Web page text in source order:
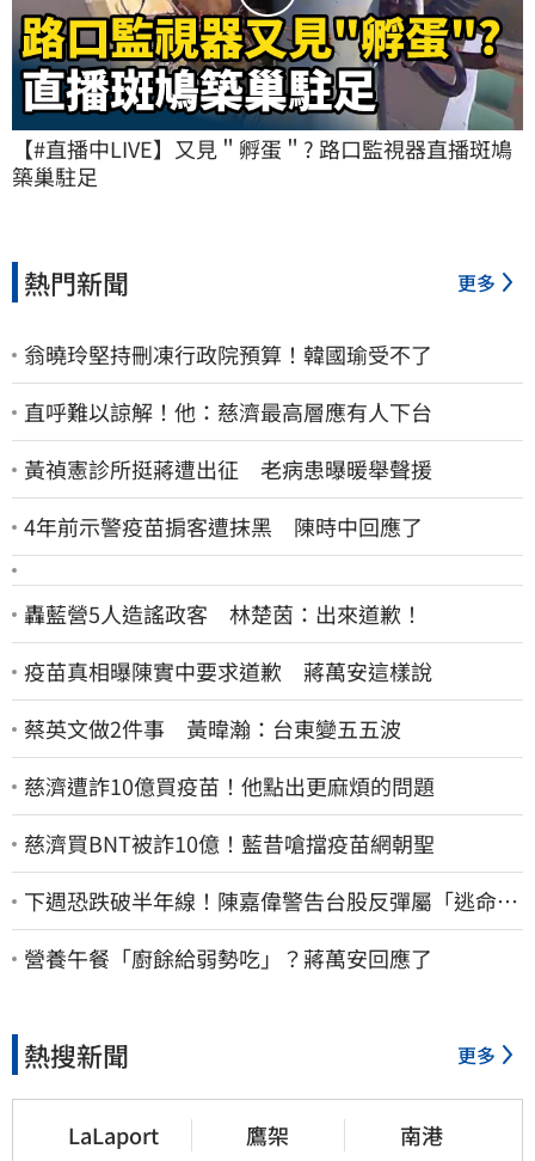
【#直播中LIVE】又見＂孵蛋＂? 路口監視器直播斑鳩
築巢駐足
熱門新聞 更多
翁曉玲堅持刪凍行政院預算！韓國瑜受不了
直呼難以諒解！他：慈濟最高層應有人下台
黃禎憲診所挺蔣遭出征 老病患曝暖舉聲援
4年前示警疫苗掮客遭抹黑 陳時中回應了
轟藍營5人造謠政客 林楚茵：出來道歉！
疫苗真相曝陳實中要求道歉 蔣萬安這樣說
蔡英文做2件事 黃暐瀚：台東變五五波
慈濟遭詐10億買疫苗！他點出更麻煩的問題
慈濟買BNT被詐10億！藍昔嗆擋疫苗網朝聖
下週恐跌破半年線！陳嘉偉警告台股反彈屬「逃命
波」：空頭大屠殺剛開始
營養午餐「廚餘給弱勢吃」？蔣萬安回應了
熱搜新聞 更多
LaLaport 鷹架 南港